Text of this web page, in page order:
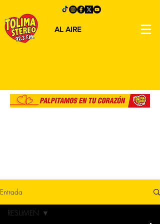
AL AIRE
Entrada
RESUMEN